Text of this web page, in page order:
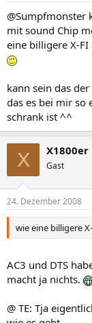
@Sumpfmonster
mit sound Chip
eine billigere X-
kann sein das
das es bei mir so
schrank ist ^^
X X1800er
Gast
24. Dezember 2008
wie eine billigere
AC3 und DTS
macht ja nichts.
@ TE: Tja